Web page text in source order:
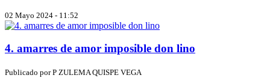
02 Mayo 2024 - 11:52
4. amarres de amor imposible don lino
Publicado porP ZULEMA QUISPE VEGA